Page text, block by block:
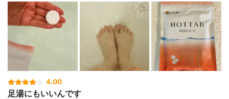
4.00
足湯にもいいんです